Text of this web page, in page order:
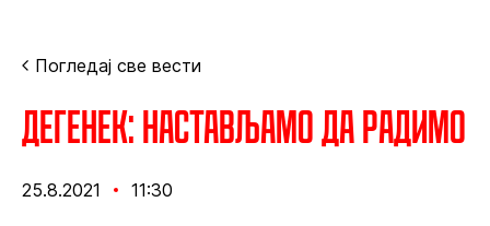
Погледај све вести
Дегенек: Настављамо да радимо
25.8.2021 11:30